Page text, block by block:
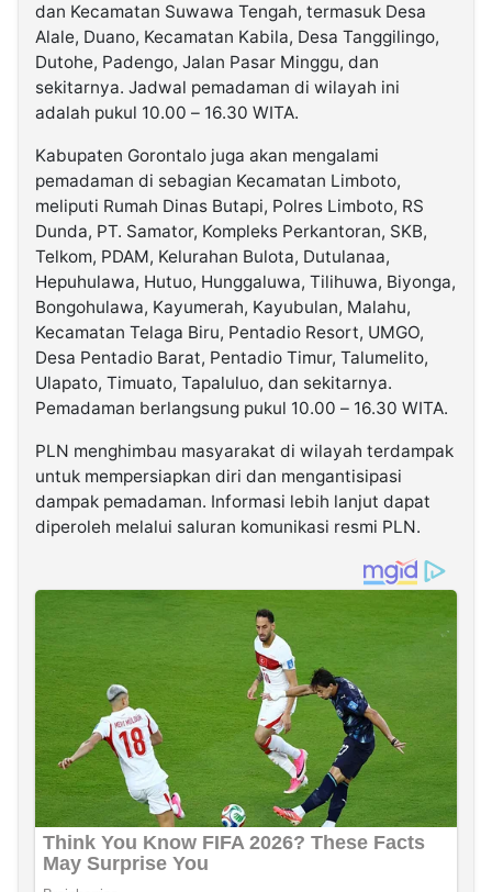
dan Kecamatan Suwawa Tengah, termasuk Desa
Alale, Duano, Kecamatan Kabila, Desa Tanggilingo,
Dutohe, Padengo, Jalan Pasar Minggu, dan
sekitarnya. Jadwal pemadaman di wilayah ini
adalah pukul 10.00 – 16.30 WITA.
Kabupaten Gorontalo juga akan mengalami
pemadaman di sebagian Kecamatan Limboto,
meliputi Rumah Dinas Butapi, Polres Limboto, RS
Dunda, PT. Samator, Kompleks Perkantoran, SKB,
Telkom, PDAM, Kelurahan Bulota, Dutulanaa,
Hepuhulawa, Hutuo, Hunggaluwa, Tilihuwa, Biyonga,
Bongohulawa, Kayumerah, Kayubulan, Malahu,
Kecamatan Telaga Biru, Pentadio Resort, UMGO,
Desa Pentadio Barat, Pentadio Timur, Talumelito,
Ulapato, Timuato, Tapaluluo, dan sekitarnya.
Pemadaman berlangsung pukul 10.00 – 16.30 WITA.
PLN menghimbau masyarakat di wilayah terdampak
untuk mempersiapkan diri dan mengantisipasi
dampak pemadaman. Informasi lebih lanjut dapat
diperoleh melalui saluran komunikasi resmi PLN.